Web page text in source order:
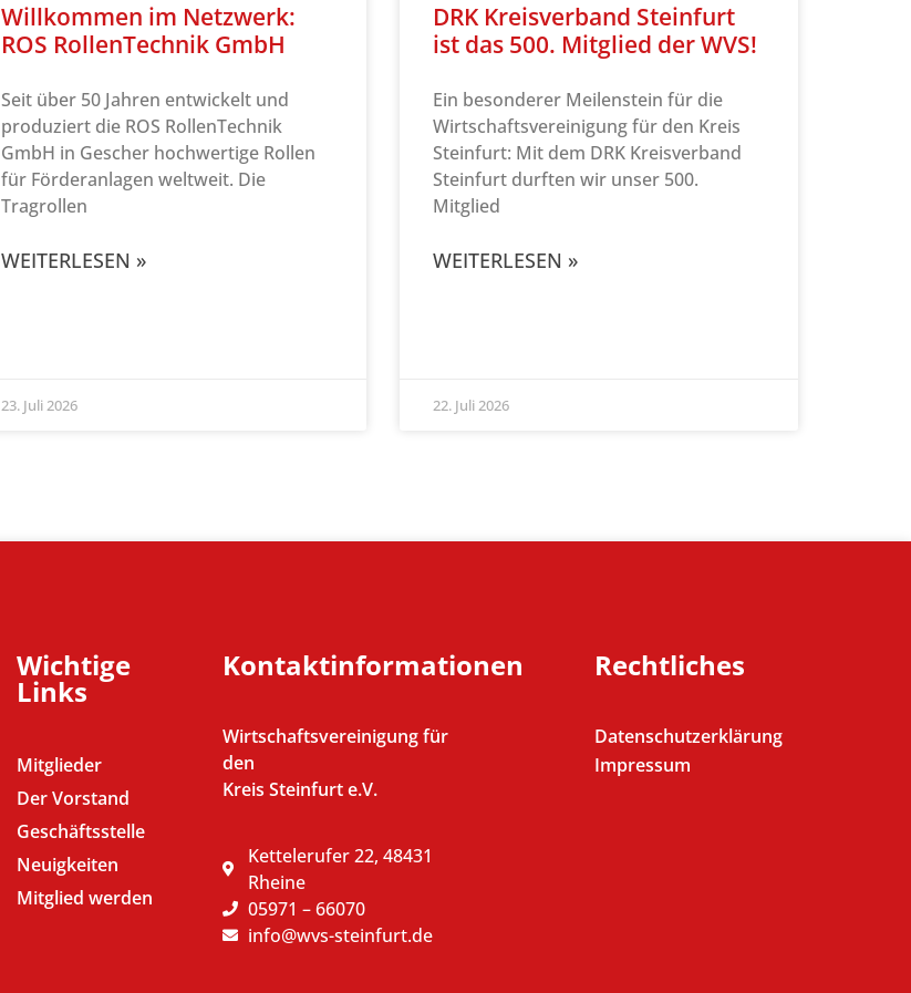
Willkommen im Netzwerk:
ROS RollenTechnik GmbH
Seit über 50 Jahren entwickelt und
produziert die ROS RollenTechnik
GmbH in Gescher hochwertige Rollen
für Förderanlagen weltweit. Die
Tragrollen
WEITERLESEN »
23. Juli 2026
DRK Kreisverband Steinfurt
ist das 500. Mitglied der WVS!
Ein besonderer Meilenstein für die
Wirtschaftsvereinigung für den Kreis
Steinfurt: Mit dem DRK Kreisverband
Steinfurt durften wir unser 500.
Mitglied
WEITERLESEN »
22. Juli 2026
Wichtige
Links
Mitglieder
Der Vorstand
Geschäftsstelle
Neuigkeiten
Mitglied werden
Kontaktinformationen
Wirtschaftsvereinigung für
den
Kreis Steinfurt e.V.
Kettelerufer 22, 48431
Rheine
05971 – 66070
info@wvs-steinfurt.de
Rechtliches
Datenschutzerklärung
Impressum